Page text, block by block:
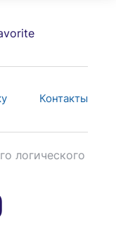
Контакты
логического